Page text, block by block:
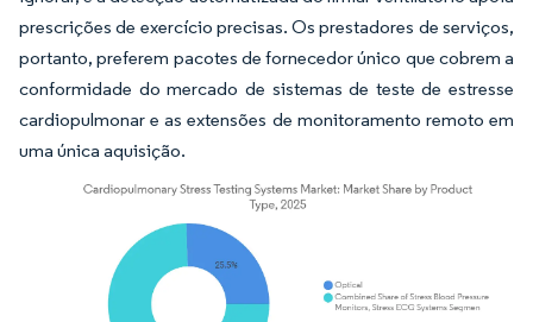
prescrições de exercício precisas. Os prestadores de serviços,
portanto, preferem pacotes de fornecedor único que cobrem a
conformidade do mercado de sistemas de teste de estresse
cardiopulmonar e as extensões de monitoramento remoto em
uma única aquisição.